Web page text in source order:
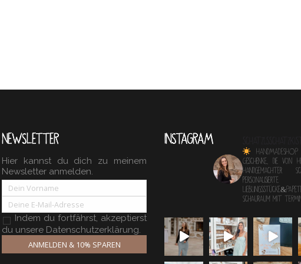
NEWSLETTER
Hier kannst du dich zu meinem
Newsletter anmelden.
Indem du fortfährst, akzeptierst
du unsere Datenschutzerklärung.
ANMELDEN & 10% SPAREN
INSTAGRAM
Geschenke, die von
Handgemachter
personalisierte
Schauraum mit